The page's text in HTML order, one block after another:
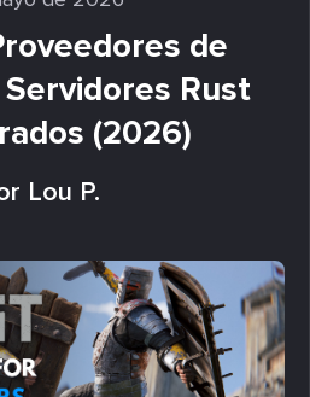
de
Rust
(2026)
Lou P.